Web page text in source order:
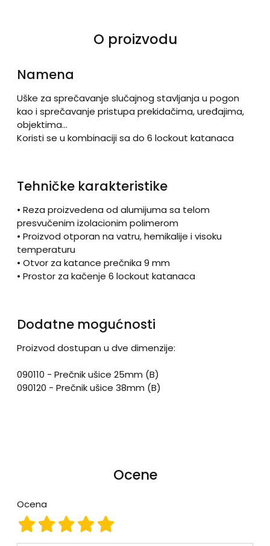
O proizvodu
Namena
Uške za sprečavanje slučajnog stavljanja u pogon
kao i sprečavanje pristupa prekidačima, uređajima,
objektima...
Koristi se u kombinaciji sa do 6 lockout katanaca
Tehničke karakteristike
• Reza proizvedena od alumijuma sa telom
presvučenim izolacionim polimerom
• Proizvod otporan na vatru, hemikalije i visoku
temperaturu
• Otvor za katance prečnika 9 mm
• Prostor za kačenje 6 lockout katanaca
Dodatne mogućnosti
Proizvod dostupan u dve dimenzije:
090110 - Prečnik ušice 25mm (B)
090120 - Prečnik ušice 38mm (B)
Ocene
Ocena
Ocena 5
Ocena 4
Ocena 3
Ocena 2
Ocena 1